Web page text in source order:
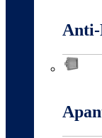
Anti-